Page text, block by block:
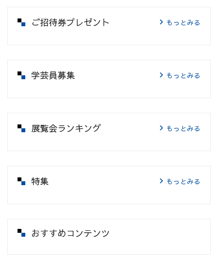
ご招待券プレゼント もっとみる
学芸員募集 もっとみる
展覧会ランキング もっとみる
特集 もっとみる
おすすめコンテンツ